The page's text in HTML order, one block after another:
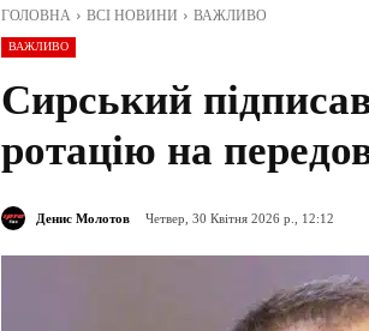
ГОЛОВНА ВСІ НОВИНИ ВАЖЛИВО
ВАЖЛИВО
Сирський
ротацію на
Денис Молотов Четвер, 30 Квітня 2026 р., 12:12